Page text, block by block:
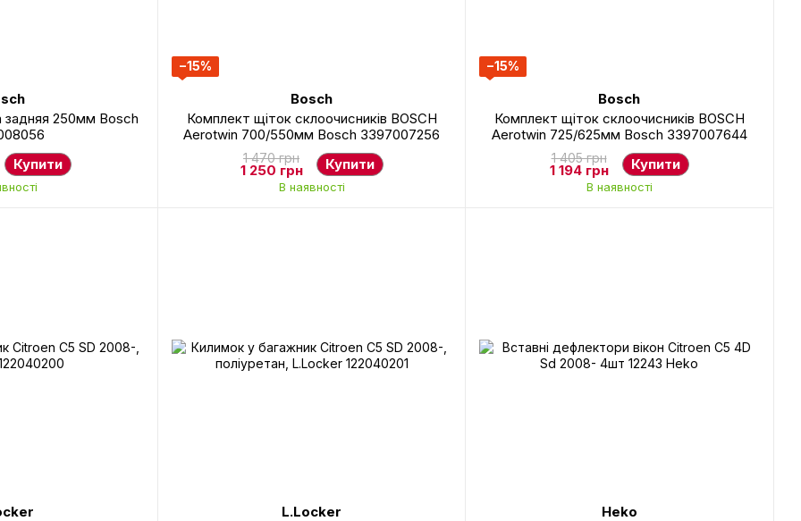
задняя 250мм Bosch
Купити
−15%
Bosch
Комплект щіток склоочисників BOSCH
Aerotwin 700/550мм Bosch 3397007256
1 470 грн
1 250 грн Купити
В наявності
−15%
Bosch
Комплект щіток склоочисників BOSCH
Aerotwin 725/625мм Bosch 3397007644
1 405 грн
1 194 грн Купити
В наявності
L.Locker
Heko